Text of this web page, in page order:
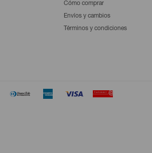
Cómo comprar
Envíos y cambios
Términos y condiciones